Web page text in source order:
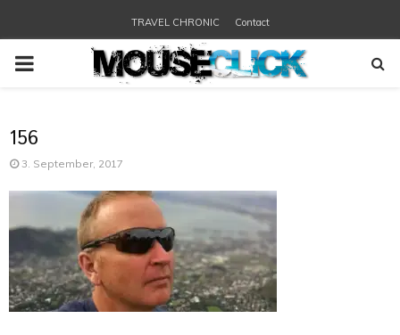
TRAVEL CHRONIC Contact
PRIMARY
156
3. September, 2017